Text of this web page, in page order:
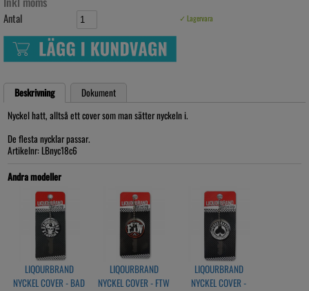
Antal ✓ Lagervara
Beskrivning
Dokument
Nyckel hatt, alltså ett cover som man sätter nyckeln i.
De flesta nycklar passar.
Artikelnr: LBnyc18c6
Andra modeller
LIQOURBRAND
NYCKEL COVER - BAD
LIQOURBRAND
NYCKEL COVER - FTW
LIQOURBRAND
NYCKEL COVER -